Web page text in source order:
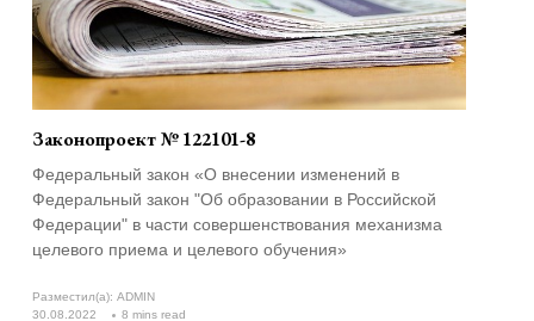
Законопроект № 122101-8
Федеральный закон «О внесении изменений в
Федеральный закон "Об образовании в Российской
Федерации" в части совершенствования механизма
целевого приема и целевого обучения»
Разместил(а): ADMIN
30.08.2022
8 mins read